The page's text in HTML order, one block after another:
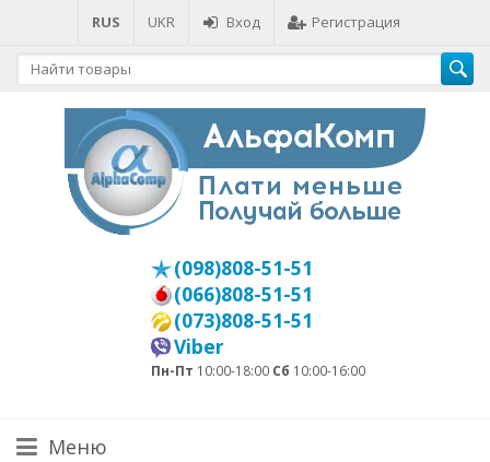
RUS UKR Вход Регистрация
(098)808-51-51
(066)808-51-51
(073)808-51-51
Viber
Пн-Пт 10:00-18:00 Сб 10:00-16:00
Меню